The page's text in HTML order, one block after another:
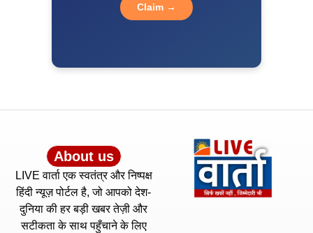
Claim →
About us
LIVE वार्ता एक स्वतंत्र और निष्पक्ष
हिंदी न्यूज़ पोर्टल है, जो आपको देश-
दुनिया की हर बड़ी खबर तेज़ी और
सटीकता के साथ पहुँचाने के लिए